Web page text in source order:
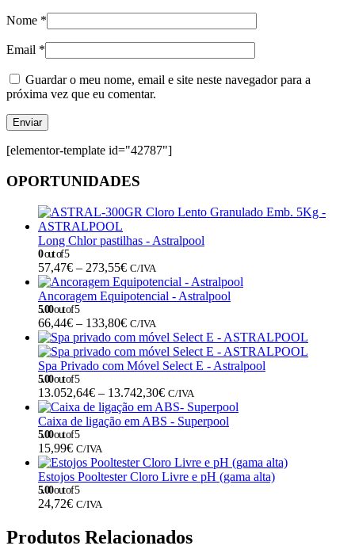
Nome *
Email *
Guardar o meu nome, email e site neste navegador para a
próxima vez que eu comentar.
[elementor-template id="42787"]
OPORTUNIDADES
Long Chlor pastilhas - Astralpool
0out of 5
57,47€ – 273,55€Price
range:
57,47€
273,55€
C/IVA
Ancoragem Equipotencial - Astralpool
5.00out of 5
66,44€ – 133,80€Price
range:
66,44€
through
C/IVA
Spa Privado com Móvel Select E - Astralpool
5.00out of 5
13.052,64€ – 13.742,30€Price
range:
13.052,64€
C/IVA
Caixa de ligação em ABS - Superpool
5.00out of 5
15,99€ C/IVA
Estojos Pooltester Cloro Livre e pH (gama alta)
5.00out of 5
24,72€ C/IVA
Produtos Relacionados